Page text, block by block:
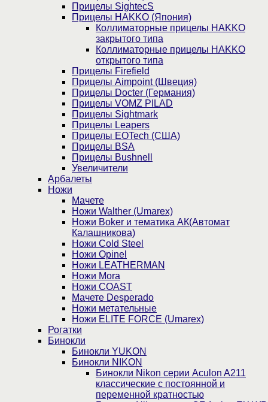
Прицелы SightecS
Прицелы HAKKO (Япония)
Коллиматорные прицелы HAKKO
закрытого типа
Коллиматорные прицелы HAKKO
открытого типа
Прицелы Firefield
Прицелы Aimpoint (Швеция)
Прицелы Docter (Германия)
Прицелы VOMZ PILAD
Прицелы Sightmark
Прицелы Leapers
Прицелы EOTech (США)
Прицелы BSA
Прицелы Bushnell
Увеличители
Арбалеты
Ножи
Мачете
Ножи Walther (Umarex)
Ножи Boker и тематика АК(Автомат
Калашникова)
Ножи Cold Steel
Ножи Opinel
Ножи LEATHERMAN
Ножи Mora
Ножи COAST
Мачете Desperado
Ножи метательные
Ножи ELITE FORCE (Umarex)
Рогатки
Бинокли
Бинокли YUKON
Бинокли NIKON
Бинокли Nikon серии Aculon A211
классические с постоянной и
переменной кратностью